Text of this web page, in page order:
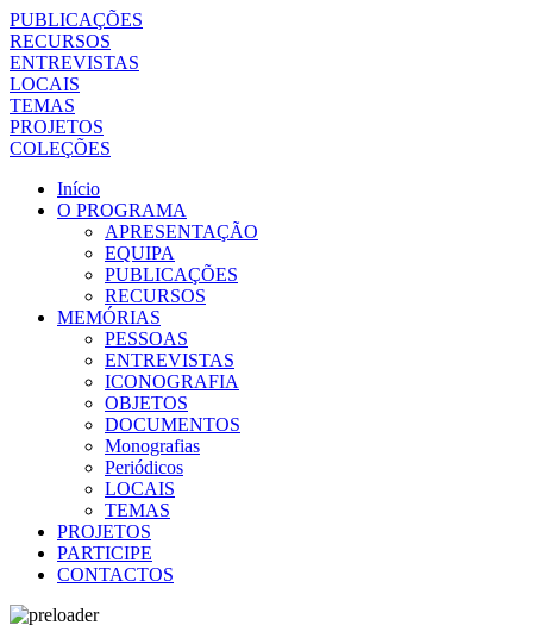
PUBLICAÇÕES
RECURSOS
ENTREVISTAS
LOCAIS
TEMAS
PROJETOS
COLEÇÕES
Início
O PROGRAMA
APRESENTAÇÃO
EQUIPA
PUBLICAÇÕES
RECURSOS
MEMÓRIAS
PESSOAS
ENTREVISTAS
ICONOGRAFIA
OBJETOS
DOCUMENTOS
Monografias
Periódicos
LOCAIS
TEMAS
PROJETOS
PARTICIPE
CONTACTOS